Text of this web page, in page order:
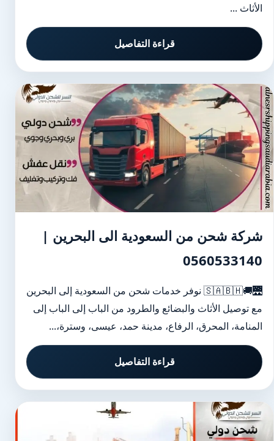
الأثاث ...
قراءة التفاصيل
شركة شحن من السعودية الى البحرين |
0560533140
🌉🚚🇸🇦🇧🇭 نوفر خدمات شحن من السعودية إلى البحرين
مع توصيل الأثاث والبضائع والطرود من الباب إلى الباب إلى
المنامة، المحرق، الرفاع، مدينة حمد، عيسى، وسترة،...
قراءة التفاصيل